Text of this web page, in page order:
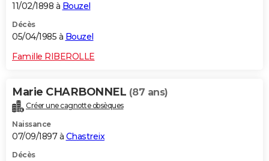
11/02/1898 à Bouzel
Décès
05/04/1985 à Bouzel
Famille RIBEROLLE
Marie CHARBONNEL (87 ans)
Créer une cagnotte obsèques
Naissance
07/09/1897 à Chastreix
Décès